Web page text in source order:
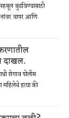
बुडविण्यासाठी
वापर आणि
दाखल.
शेगाव पोलीस
महिलेचे हत्या की